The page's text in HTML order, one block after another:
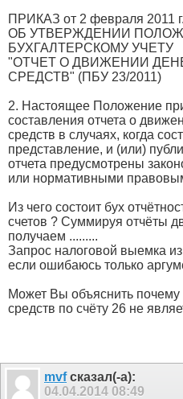
ПРИКАЗ от 2 февраля 2011
ОБ УТВЕРЖДЕНИИ
БУХГАЛТЕРСКОМУ УЧЕТУ
"ОТЧЕТ О ДВИЖЕНИИ
СРЕДСТВ" (ПБУ 23/2011)
2. Настоящее Положение
составления отчета о
средств в случаях, когда
представление, и (или)
отчета предусмотрены
или нормативными
Из чего состоит бух
счетов ? Суммируя отчёты
получаем .........
Запрос налоговой выемка
если ошибаюсь только
Может Вы объяснить
средств по счёту 26 не
mvfсказал(-а):
04.04.2014 08:49